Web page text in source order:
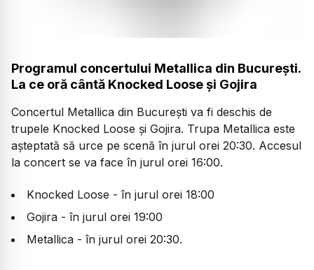
Programul concertului Metallica din București.
La ce oră cântă Knocked Loose și Gojira
Concertul Metallica din București va fi deschis de
trupele Knocked Loose și Gojira. Trupa Metallica este
așteptată să urce pe scenă în jurul orei 20:30. Accesul
la concert se va face în jurul orei 16:00.
Knocked Loose - în jurul orei 18:00
Gojira - în jurul orei 19:00
Metallica - în jurul orei 20:30.